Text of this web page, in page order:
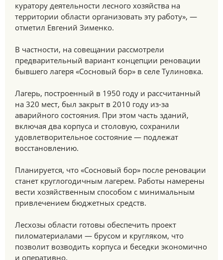
куратору деятельности лесного хозяйства на
территории области организовать эту работу», —
отметил Евгений Зименко.
В частности, на совещании рассмотрели
предварительный вариант концепции реновации
бывшего лагеря «Сосновый бор» в селе Тулиновка.
Лагерь, построенный в 1950 году и рассчитанный
на 320 мест, был закрыт в 2010 году из-за
аварийного состояния. При этом часть зданий,
включая два корпуса и столовую, сохранили
удовлетворительное состояние — подлежат
восстановлению.
Планируется, что «Сосновый бор» после реновации
станет круглогодичным лагерем. Работы намерены
вести хозяйственным способом с минимальным
привлечением бюджетных средств.
Лесхозы области готовы обеспечить проект
пиломатериалами — брусом и кругляком, что
позволит возводить корпуса и беседки экономично
и оперативно.